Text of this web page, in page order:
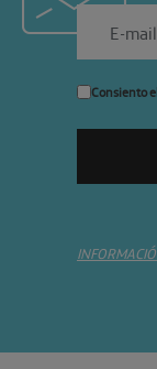
Consiento